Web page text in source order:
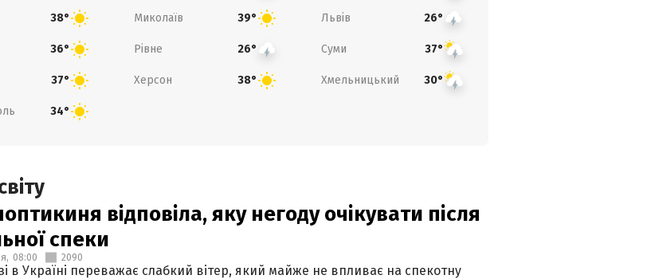
38° Миколаїв 39° Львів 26°
36° Рівне 26° Суми 37°
37° Херсон 38° Хмельницький 30°
34°
відповіла, яку негоду очікувати після
спеки
08:00 2090
в Україні переважає слабкий вітер, який майже не впливає на спекотну